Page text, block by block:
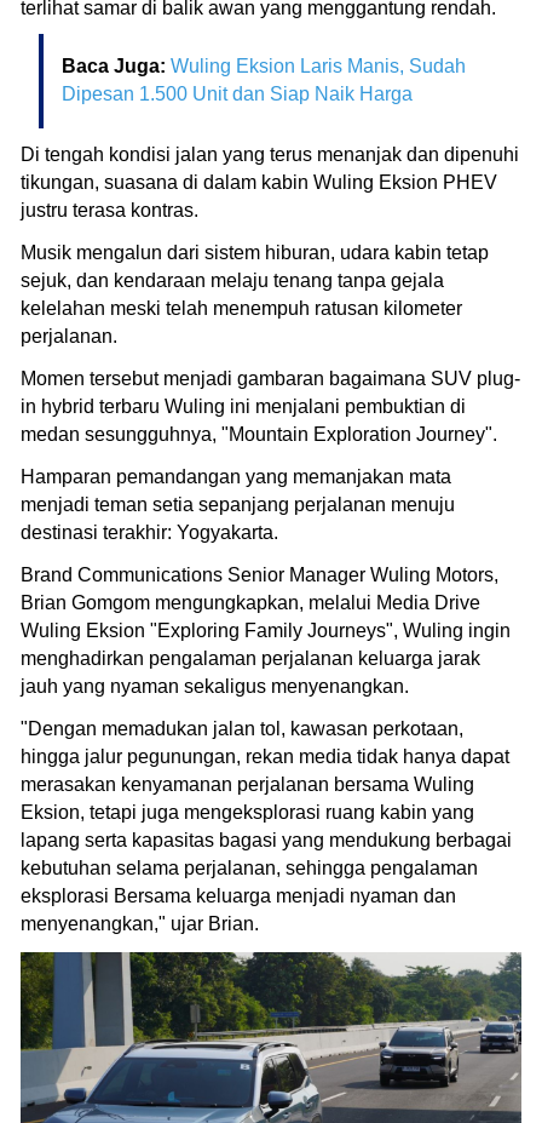
terlihat samar di balik awan yang menggantung rendah.
Baca Juga: Wuling Eksion Laris Manis, Sudah
Dipesan 1.500 Unit dan Siap Naik Harga
Di tengah kondisi jalan yang terus menanjak dan dipenuhi
tikungan, suasana di dalam kabin Wuling Eksion PHEV
justru terasa kontras.
Musik mengalun dari sistem hiburan, udara kabin tetap
sejuk, dan kendaraan melaju tenang tanpa gejala
kelelahan meski telah menempuh ratusan kilometer
perjalanan.
Momen tersebut menjadi gambaran bagaimana SUV plug-
in hybrid terbaru Wuling ini menjalani pembuktian di
medan sesungguhnya, "Mountain Exploration Journey".
Hamparan pemandangan yang memanjakan mata
menjadi teman setia sepanjang perjalanan menuju
destinasi terakhir: Yogyakarta.
Brand Communications Senior Manager Wuling Motors,
Brian Gomgom mengungkapkan, melalui Media Drive
Wuling Eksion "Exploring Family Journeys", Wuling ingin
menghadirkan pengalaman perjalanan keluarga jarak
jauh yang nyaman sekaligus menyenangkan.
"Dengan memadukan jalan tol, kawasan perkotaan,
hingga jalur pegunungan, rekan media tidak hanya dapat
merasakan kenyamanan perjalanan bersama Wuling
Eksion, tetapi juga mengeksplorasi ruang kabin yang
lapang serta kapasitas bagasi yang mendukung berbagai
kebutuhan selama perjalanan, sehingga pengalaman
eksplorasi Bersama keluarga menjadi nyaman dan
menyenangkan," ujar Brian.